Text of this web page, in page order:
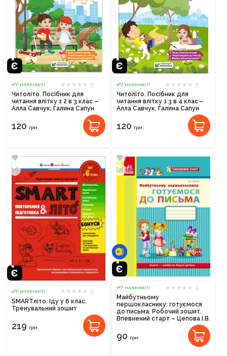
У наявності
0
Читоліто. Посібник для
читання влітку з 2 в 3 клас –
Алла Савчук, Галина Сапун
120 грн.
У наявності
0
Читоліто. Посібник для
читання влітку з 3 в 4 клас –
Алла Савчук, Галина Сапун
120 грн.
У наявності
0
SMARTліто. Іду у 6 клас.
Тренувальний зошит
219 грн.
У наявності
0
Майбутньому
першокласнику: готуємося
до письма. Робочий зошит.
Впевнений старт – Цепова І.В.
90 грн.